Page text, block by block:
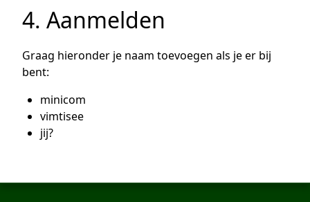
4. Aanmelden
Graag hieronder je naam toevoegen als je er bij
bent:
minicom
vimtisee
jij?